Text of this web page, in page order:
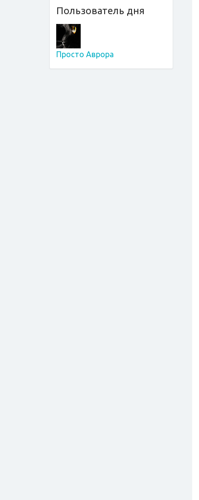
Пользователь дня
Просто Аврора